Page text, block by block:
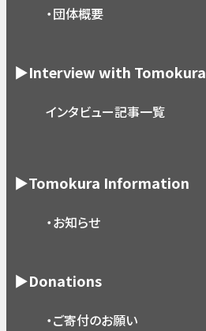
・団体概要
▶Interview with Tomokura
インタビュー記事一覧
▶Tomokura Information
・お知らせ
▶Donations
・ご寄付のお願い